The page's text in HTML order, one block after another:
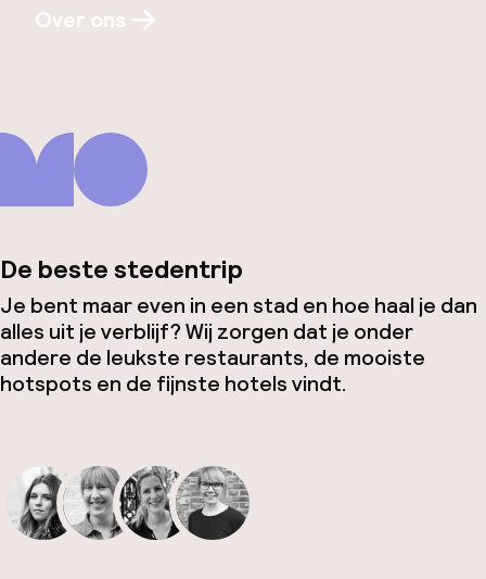
Over ons
De beste stedentrip
Je bent maar even in een stad en hoe haal je dan
alles uit je verblijf? Wij zorgen dat je onder
andere de leukste restaurants, de mooiste
hotspots en de fijnste hotels vindt.